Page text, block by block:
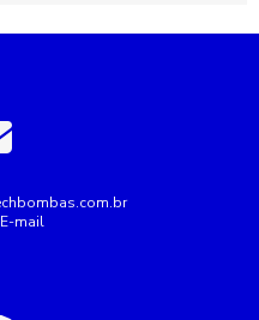
Conserto de bombas
mail